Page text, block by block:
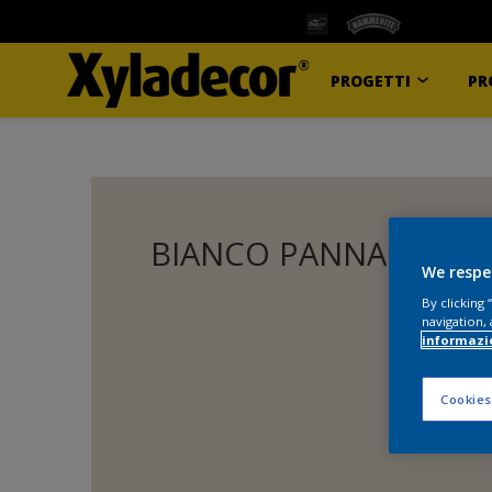
PROGETTI
BIANCO PANNA We
By clicking
navigation,